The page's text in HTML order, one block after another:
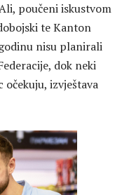
poučeni iskustvom
te Kanton
nisu planirali
dok neki
izvještava